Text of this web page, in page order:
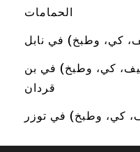
الحمامات
كي، وطبخ) في نابل
كي، وطبخ) في بن
قردان
كي، وطبخ) في توزر